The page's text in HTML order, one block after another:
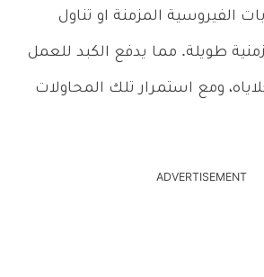
الفيروسية المزمنة او تناول
طويلة. مما يدفع الكبد للعمل
ومع استمرار تلك المحاولات
ADVERTISEMENT